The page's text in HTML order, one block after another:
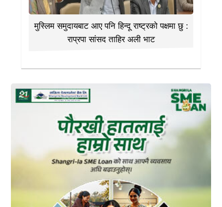
मुस्लिम समुदायबाट आए पनि हिन्दू राष्ट्रको पक्षमा छु :
राप्रपा सांसद ताहिर अली भाट